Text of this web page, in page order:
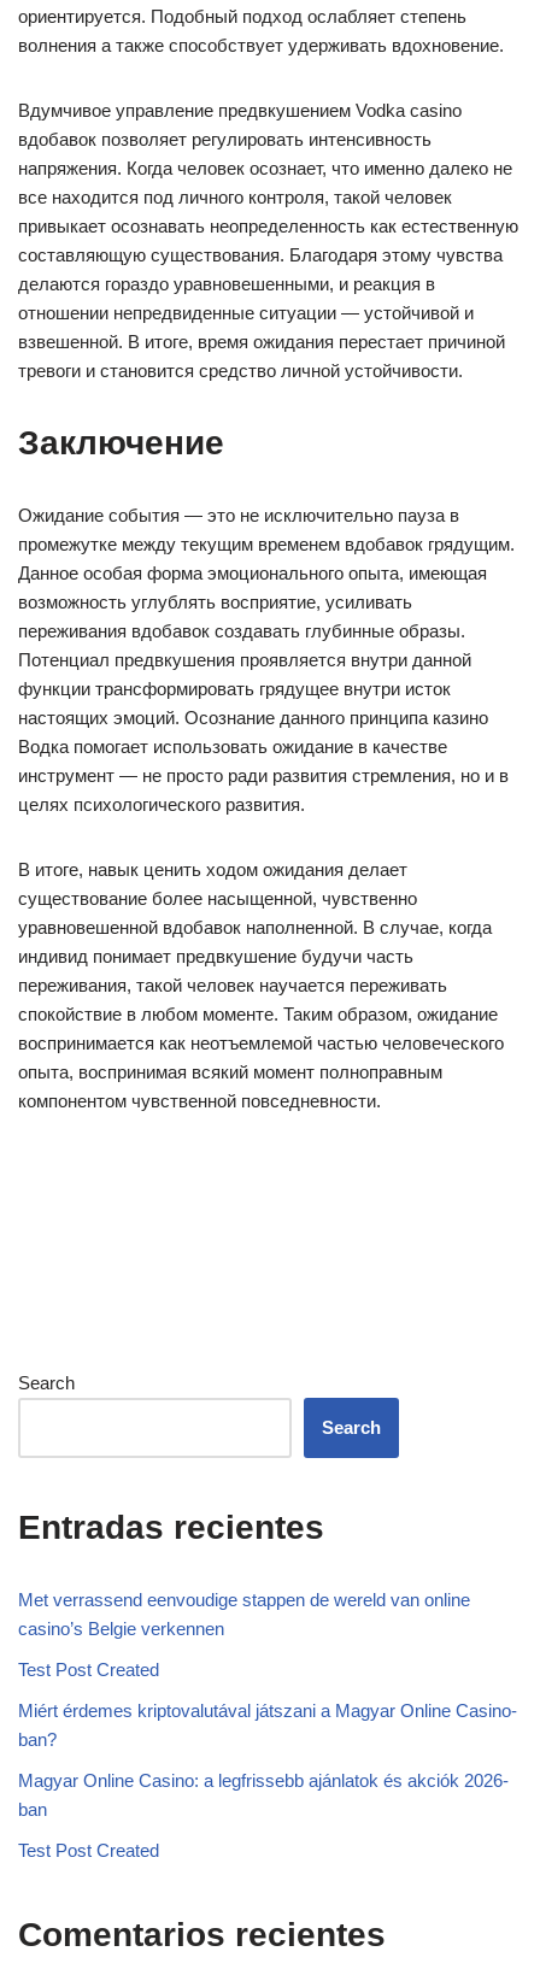
ориентируется. Подобный подход ослабляет степень
волнения а также способствует удерживать вдохновение.
Вдумчивое управление предвкушением Vodka casino
вдобавок позволяет регулировать интенсивность
напряжения. Когда человек осознает, что именно далеко не
все находится под личного контроля, такой человек
привыкает осознавать неопределенность как естественную
составляющую существования. Благодаря этому чувства
делаются гораздо уравновешенными, и реакция в
отношении непредвиденные ситуации — устойчивой и
взвешенной. В итоге, время ожидания перестает причиной
тревоги и становится средство личной устойчивости.
Заключение
Ожидание события — это не исключительно пауза в
промежутке между текущим временем вдобавок грядущим.
Данное особая форма эмоционального опыта, имеющая
возможность углублять восприятие, усиливать
переживания вдобавок создавать глубинные образы.
Потенциал предвкушения проявляется внутри данной
функции трансформировать грядущее внутри исток
настоящих эмоций. Осознание данного принципа казино
Водка помогает использовать ожидание в качестве
инструмент — не просто ради развития стремления, но и в
целях психологического развития.
В итоге, навык ценить ходом ожидания делает
существование более насыщенной, чувственно
уравновешенной вдобавок наполненной. В случае, когда
индивид понимает предвкушение будучи часть
переживания, такой человек научается переживать
спокойствие в любом моменте. Таким образом, ожидание
воспринимается как неотъемлемой частью человеческого
опыта, воспринимая всякий момент полноправным
компонентом чувственной повседневности.
Search
Search
Entradas recientes
Met verrassend eenvoudige stappen de wereld van online
casino’s Belgie verkennen
Test Post Created
Miért érdemes kriptovalutával játszani a Magyar Online Casino-
ban?
Magyar Online Casino: a legfrissebb ajánlatok és akciók 2026-
ban
Test Post Created
Comentarios recientes